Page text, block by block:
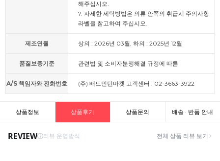
해주십시오.
7. 자세한 세탁방법은 의류 안쪽의 취급시 주의사항
라벨을 참고하여 주십시오.
제조연월 상의 : 2026년 03월, 하의 : 2025년 12월
품질보증기준 관련법 및 소비자분쟁해결 규정에 따름
A/S 책임자와 전화번호 (주) 배드민턴마켓 고객센터 : 02-3663-3922
상품정보 상품후기 상품문의 배송 · 반품 안내